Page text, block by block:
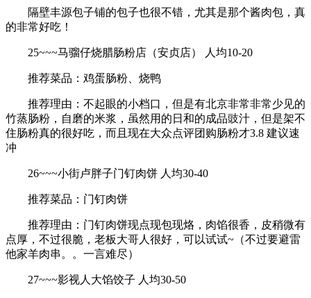
隔壁丰源包子铺的包子也很不错，尤其是那个酱肉包，真
的非常好吃！
25~~~马骝仔烧腊肠粉店（安贞店） 人均10-20
推荐菜品：鸡蛋肠粉、烧鸭
推荐理由：不起眼的小档口，但是有北京非常非常少见的
竹蒸肠粉，自磨的米浆，虽然用的日和的成品豉汁，但是架不
住肠粉真的很好吃，而且现在大众点评团购肠粉才3.8 建议速
冲
26~~~小街卢胖子门钉肉饼 人均30-40
推荐菜品：门钉肉饼
推荐理由：门钉肉饼现点现包现烙，肉馅很香，皮稍微有
点厚，不过很脆，老板大哥人很好，可以试试~（不过要避雷
他家羊肉串。。一言难尽）
27~~~影视人大馅饺子 人均30-50